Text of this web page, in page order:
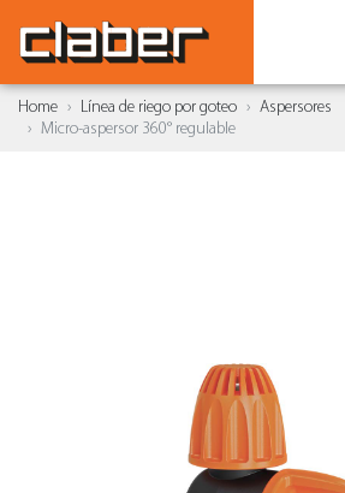
Home Línea de riego por goteo
Aspersores
Micro-aspersor 360° regulable